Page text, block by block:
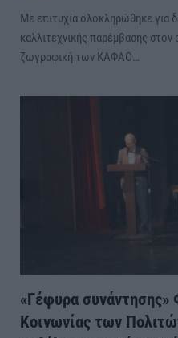
Με επιτυχία ολοκληρώθηκε για
καλλιτεχνικής παρέμβασης στον
ζωγραφική των ΚΑΦΑΟ…
«Γέφυρα συνάντησης»
Κοινωνίας των